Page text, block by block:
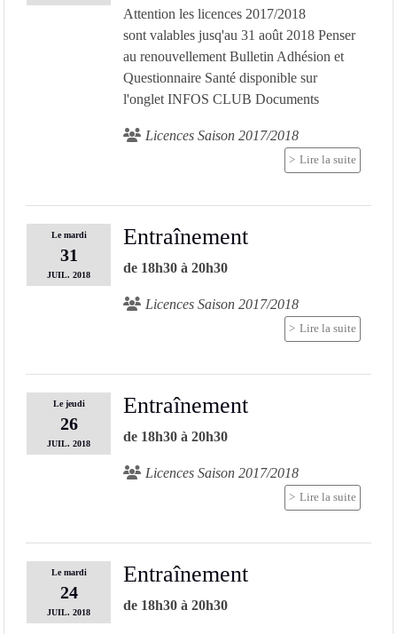
Attention les licences 2017/2018
sont valables jusq'au 31 août 2018 Penser
au renouvellement Bulletin Adhésion et
Questionnaire Santé disponible sur
l'onglet INFOS CLUB Documents
Licences Saison 2017/2018
Lire la suite
Lemardi
31
JUIL. 2018
Entraînement
de 18h30 à 20h30
Licences Saison 2017/2018
Lire la suite
Lejeudi
26
JUIL. 2018
Entraînement
de 18h30 à 20h30
Licences Saison 2017/2018
Lire la suite
Lemardi
24
JUIL. 2018
Entraînement
de 18h30 à 20h30